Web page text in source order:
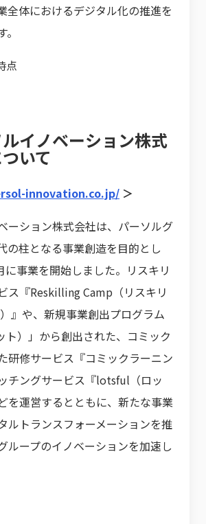
全体におけるデジタル化の推進を
点
イノベーション株式
いて
innovation.co.jp/ ＞
ーション株式会社は、パーソルグ
の柱となる事業創造を目的とし
に事業を開始しました。リスキリ
ス『Reskilling Camp（リスキリ
』や、新規事業創出プログラム
ト）」から創出された、コミック
研修サービス『コミックラーニン
チングサービス『lotsful（ロッ
を運営するとともに、新たな事業
ルトランスフォーメーションを推
ループのイノベーションを加速し